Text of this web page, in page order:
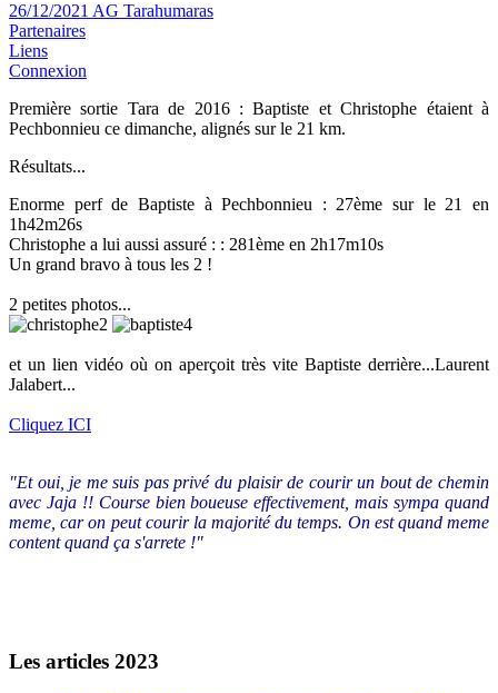
26/12/2021 AG Tarahumaras
Partenaires
Liens
Connexion
Première sortie Tara de 2016 : Baptiste et Christophe étaient à
Pechbonnieu ce dimanche, alignés sur le 21 km.
Résultats...
Enorme perf de Baptiste à Pechbonnieu : 27ème sur le 21 en
1h42m26s
Christophe a lui aussi assuré : : 281ème en 2h17m10s
Un grand bravo à tous les 2 !
2 petites photos...
et un lien vidéo où on aperçoit très vite Baptiste derrière...Laurent
Jalabert...
Cliquez ICI
"Et oui, je me suis pas privé du plaisir de courir un bout de chemin
avec Jaja !! Course bien boueuse effectivement, mais sympa quand
meme, car on peut courir la majorité du temps. On est quand meme
content quand ça s'arrete !"
Les articles 2023